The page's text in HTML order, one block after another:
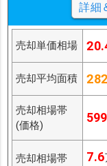
詳細
売却単価相場
売却平均面積 282
売却相場帯
(価格)
599
売却相場帯
7.6